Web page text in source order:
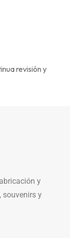
revisión y
y
souvenirs y